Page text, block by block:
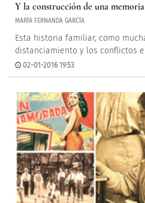
Y la construcción de una
MARÍA FERNANDA GARCÍA
Esta historia familiar, como
distanciamiento y los conflictos
02-01-2016 19:53